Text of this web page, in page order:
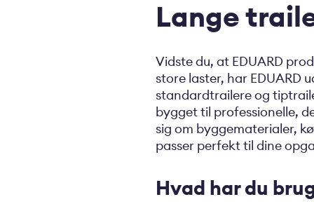
Lange
Vidste du, at EDUARD
store laster, har EDUARD
standardtrailere og
bygget til professionelle,
sig om byggematerialer,
passer perfekt til dine
Hvad har du